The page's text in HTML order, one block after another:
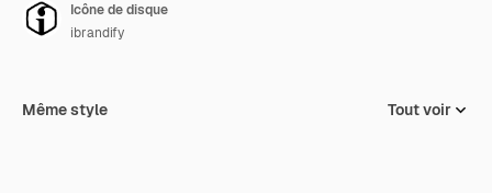
Icône de disque
ibrandify
Même style Tout voir